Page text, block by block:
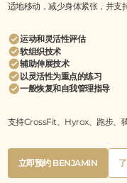
适地移动，减少身体紧张，并支
运动和灵活性评估
软组织技术
辅助伸展技术
以灵活性为重点的练习
一般恢复和自我管理指导
支持CrossFit、Hyrox、跑步、
Button
立即预约 BENJAMIN
立即预约 BENJAMIN